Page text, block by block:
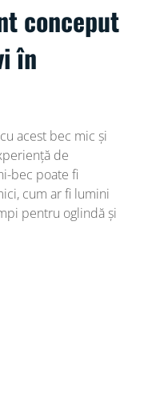
conceput
în
acest bec mic și
de
bec poate fi
cum ar fi lumini
pentru oglindă și